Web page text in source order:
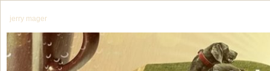
jerry mager